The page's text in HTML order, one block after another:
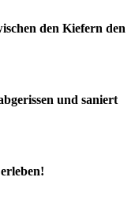
den Kiefern den
und saniert